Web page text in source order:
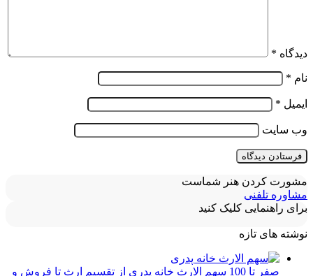
دیدگاه *
نام *
ایمیل *
وب‌ سایت
مشورت کردن هنر شماست
مشاوره تلفنی
برای راهنمایی کلیک کنید
نوشته های تازه
صفر تا 100 سهم الارث خانه پدری از تقسیم ارث تا فروش و